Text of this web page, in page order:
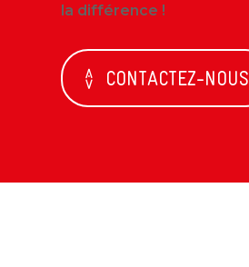
la différence !
CONTACTEZ-NOUS